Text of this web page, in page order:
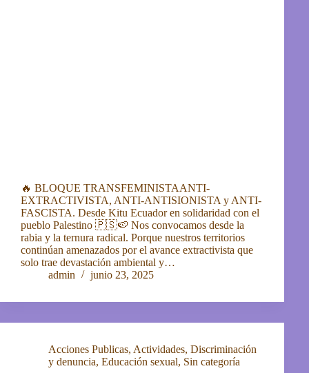
🔥 BLOQUE TRANSFEMINISTAANTI-
EXTRACTIVISTA, ANTI-ANTISIONISTA y ANTI-
FASCISTA. Desde Kitu Ecuador en solidaridad con el
pueblo Palestino 🇵🇸🍉 Nos convocamos desde la
rabia y la ternura radical. Porque nuestros territorios
continúan amenazados por el avance extractivista que
solo trae devastación ambiental y…
admin
junio 23, 2025
Acciones Publicas, Actividades, Discriminación
y denuncia, Educación sexual, Sin categoría